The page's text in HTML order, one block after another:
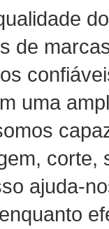
de
uma
ajuda-